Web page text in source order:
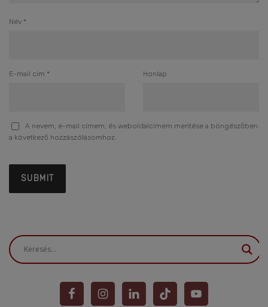
Név *
E-mail cím * Honlap
A nevem, e-mail címem, és weboldalcímem mentése a böngészőben
a következő hozzászólásomhoz.